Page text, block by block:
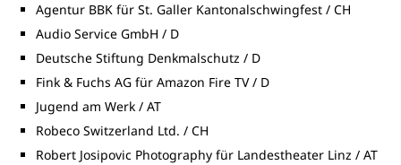
Agentur BBK für St. Galler Kantonalschwingfest / CH
Audio Service GmbH / D
Deutsche Stiftung Denkmalschutz / D
Fink & Fuchs AG für Amazon Fire TV / D
Jugend am Werk / AT
Robeco Switzerland Ltd. / CH
Robert Josipovic Photography für Landestheater Linz / AT